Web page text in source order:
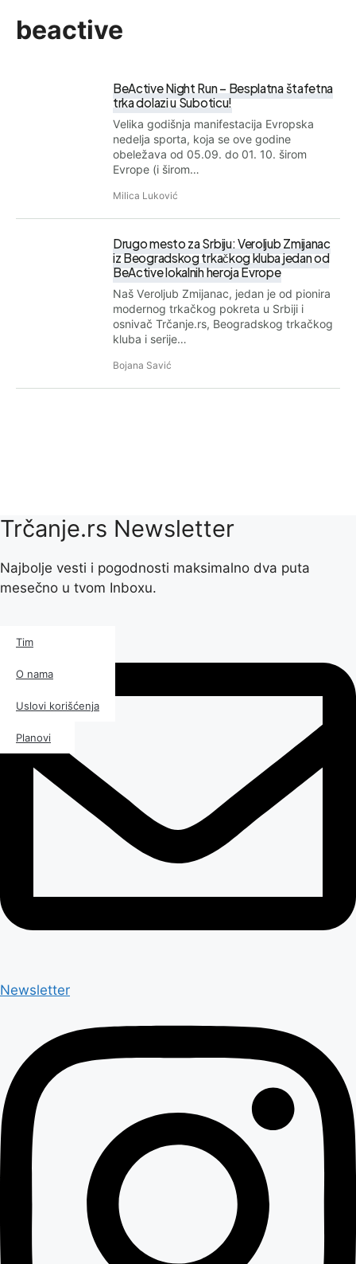
beactive
BeActive Night Run – Besplatna štafetna
trka dolazi u Suboticu!
Velika godišnja manifestacija Evropska
nedelja sporta, koja se ove godine
obeležava od 05.09. do 01. 10. širom
Evrope (i širom…
Milica Luković
Drugo mesto za Srbiju: Veroljub Zmijanac
iz Beogradskog trkačkog kluba jedan od
BeActive lokalnih heroja Evrope
Naš Veroljub Zmijanac, jedan je od pionira
modernog trkačkog pokreta u Srbiji i
osnivač Trčanje.rs, Beogradskog trkačkog
kluba i serije…
Bojana Savić
Trčanje.rs Newsletter
Najbolje vesti i pogodnosti maksimalno dva puta
mesečno u tvom Inboxu.
Kalendar
Magazin
Patike
Planovi
Tim
O nama
Uslovi korišćenja
Newsletter